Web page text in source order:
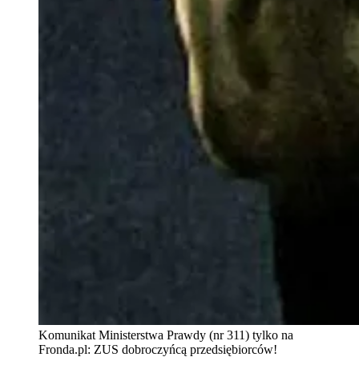
Komunikat Ministerstwa Prawdy (nr 311) tylko na
Fronda.pl: ZUS dobroczyńcą przedsiębiorców!